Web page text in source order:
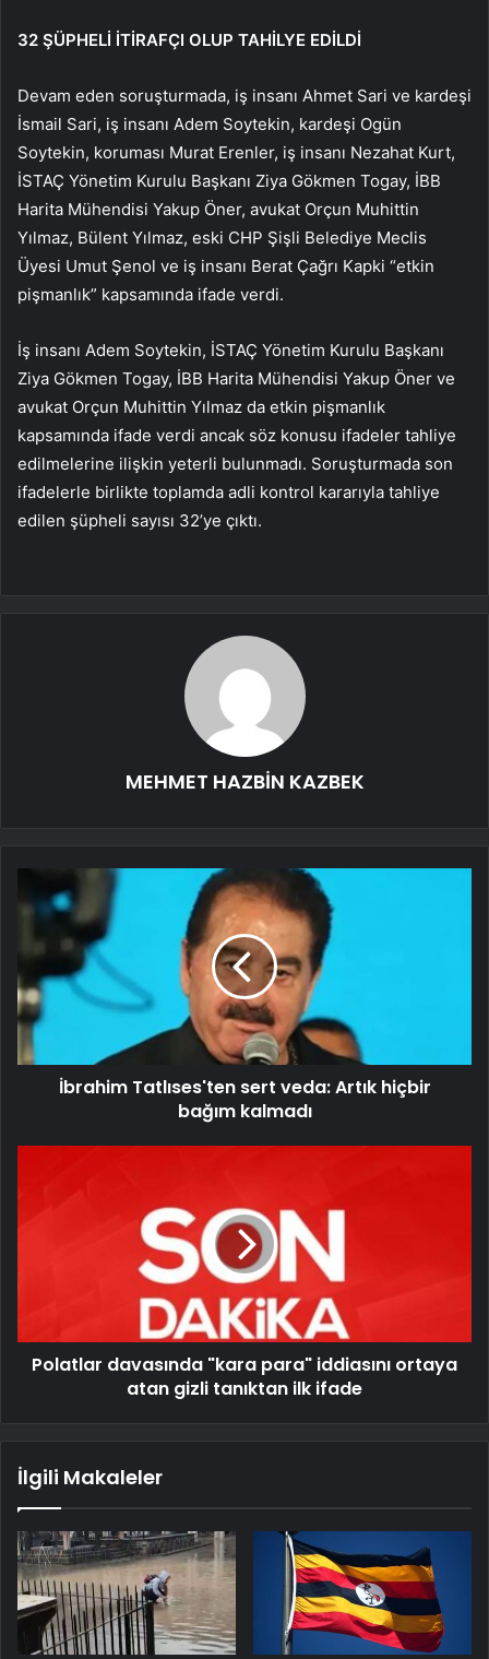
32 ŞÜPHELİ İTİRAFÇI OLUP TAHİLYE EDİLDİ
Devam eden soruşturmada, iş insanı Ahmet Sari ve kardeşi
İsmail Sari, iş insanı Adem Soytekin, kardeşi Ogün
Soytekin, koruması Murat Erenler, iş insanı Nezahat Kurt,
İSTAÇ Yönetim Kurulu Başkanı Ziya Gökmen Togay, İBB
Harita Mühendisi Yakup Öner, avukat Orçun Muhittin
Yılmaz, Bülent Yılmaz, eski CHP Şişli Belediye Meclis
Üyesi Umut Şenol ve iş insanı Berat Çağrı Kapki “etkin
pişmanlık” kapsamında ifade verdi.
İş insanı Adem Soytekin, İSTAÇ Yönetim Kurulu Başkanı
Ziya Gökmen Togay, İBB Harita Mühendisi Yakup Öner ve
avukat Orçun Muhittin Yılmaz da etkin pişmanlık
kapsamında ifade verdi ancak söz konusu ifadeler tahliye
edilmelerine ilişkin yeterli bulunmadı. Soruşturmada son
ifadelerle birlikte toplamda adli kontrol kararıyla tahliye
edilen şüpheli sayısı 32’ye çıktı.
MEHMET HAZBİN KAZBEK
İbrahim Tatlıses'ten sert veda: Artık hiçbir
bağım kalmadı
Polatlar davasında "kara para" iddiasını ortaya
atan gizli tanıktan ilk ifade
İlgili Makaleler